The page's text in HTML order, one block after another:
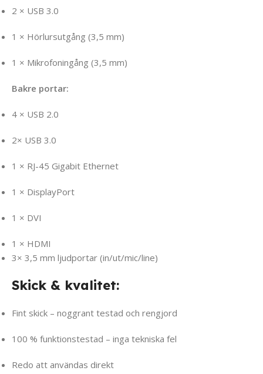
2 × USB 3.0
1 × Hörlursutgång (3,5 mm)
1 × Mikrofoningång (3,5 mm)
Bakre portar:
4 × USB 2.0
2× USB 3.0
1 × RJ-45 Gigabit Ethernet
1 × DisplayPort
1 × DVI
1 × HDMI
3× 3,5 mm ljudportar (in/ut/mic/line)
Skick & kvalitet:
Fint skick – noggrant testad och rengjord
100 % funktionstestad – inga tekniska fel
Redo att användas direkt